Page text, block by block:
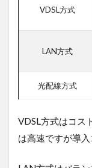
3.3
ルー
への
3.4
IPv6・
続の採
用
VDSL方式
LAN方式
光配線方式
VDSL方式はコス
は高速ですが導入